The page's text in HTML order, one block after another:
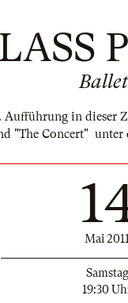
Aufführung in dieser
"The Concert"
Mai 2011
Samstag
19:30